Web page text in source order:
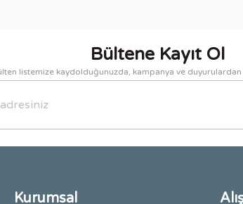
Bültene Kayıt Ol
listemize kaydolduğunuzda, kampanya ve
Kurumsal